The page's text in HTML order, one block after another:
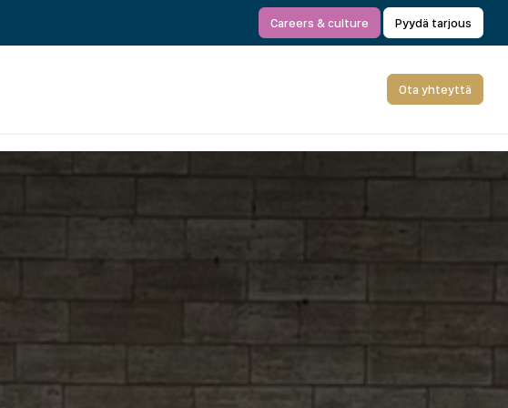
Careers & culture Pyydä tarjous
Ota yhteyttä